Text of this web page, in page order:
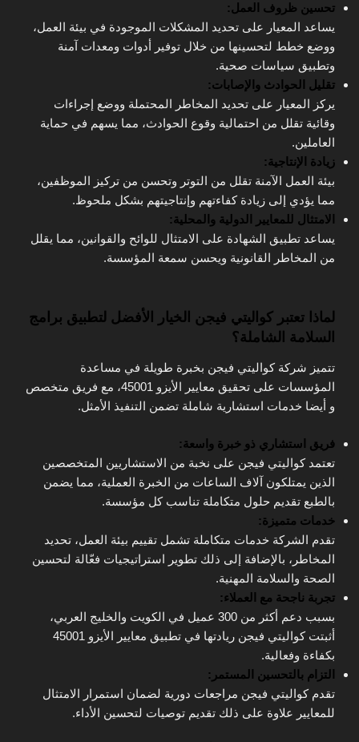
تحسين ظروف العمل:
يساعد المعيار على تحديد المشكلات الموجودة في بيئة العمل،
ووضع خطط لتحسينها من خلال توفير أدوات ومعدات آمنة
وتطبيق سياسات صحية.
تقليل الحوادث والإصابات:
يركز المعيار على تحديد المخاطر المحتملة ووضع إجراءات
وقائية تقلل من احتمالية وقوع الحوادث، مما يسهم في حماية
العاملين.
زيادة الإنتاجية:
بيئة العمل الآمنة تقلل من التوتر وتحسن من تركيز الموظفين،
مما يؤدي إلى زيادة كفاءتهم وإنتاجيتهم بشكل ملحوظ.
الامتثال للمعايير الدولية والمحلية:
يساعد تطبيق الشهادة على الامتثال للوائح والقوانين، مما يقلل
من المخاطر القانونية ويحسن سمعة المؤسسة.
لماذا تعتبر كواليتي فيجن الخيار الأفضل لتطبيق برامج
السلامة الشاملة؟
تتميز شركة كواليتي فيجن بخبرة طويلة في مساعدة
المؤسسات على تحقيق معايير الأيزو 45001، مع فريق متخصص
و أيضا خدمات استشارية شاملة تضمن التنفيذ الأمثل.
فريق استشاري ذو خبرة واسعة:
تعتمد كواليتي فيجن على نخبة من الاستشاريين المتخصصين
الذين يمتلكون آلاف الساعات من الخبرة العملية، مما يضمن
بالطبع تقديم حلول متكاملة تناسب كل مؤسسة.
خدمات متميزة:
تقدم الشركة خدمات متكاملة تشمل تقييم بيئة العمل، تحديد
المخاطر، بالإضافة إلى ذلك تطوير استراتيجيات فعّالة لتحسين
الصحة والسلامة المهنية.
تجربة ناجحة مع العملاء:
بسبب دعم أكثر من 300 عميل في الكويت والخليج العربي،
أثبتت كواليتي فيجن ريادتها في تطبيق معايير الأيزو 45001
بكفاءة وفعالية.
التزام بالتحسين المستمر:
تقدم كواليتي فيجن مراجعات دورية لضمان استمرار الامتثال
للمعايير علاوة على ذلك تقديم توصيات لتحسين الأداء.